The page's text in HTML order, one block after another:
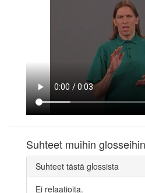
Suhteet muihin glosseihin
Suhteet tästä glossista
Ei relaatioita.